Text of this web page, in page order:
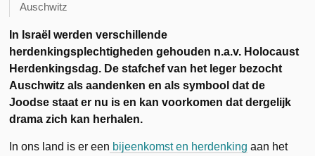
Auschwitz
In Israël werden verschillende
herdenkingsplechtigheden gehouden n.a.v. Holocaust
Herdenkingsdag. De stafchef van het leger bezocht
Auschwitz als aandenken en als symbool dat de
Joodse staat er nu is en kan voorkomen dat dergelijk
drama zich kan herhalen.
In ons land is er een bijeenkomst en herdenking aan het